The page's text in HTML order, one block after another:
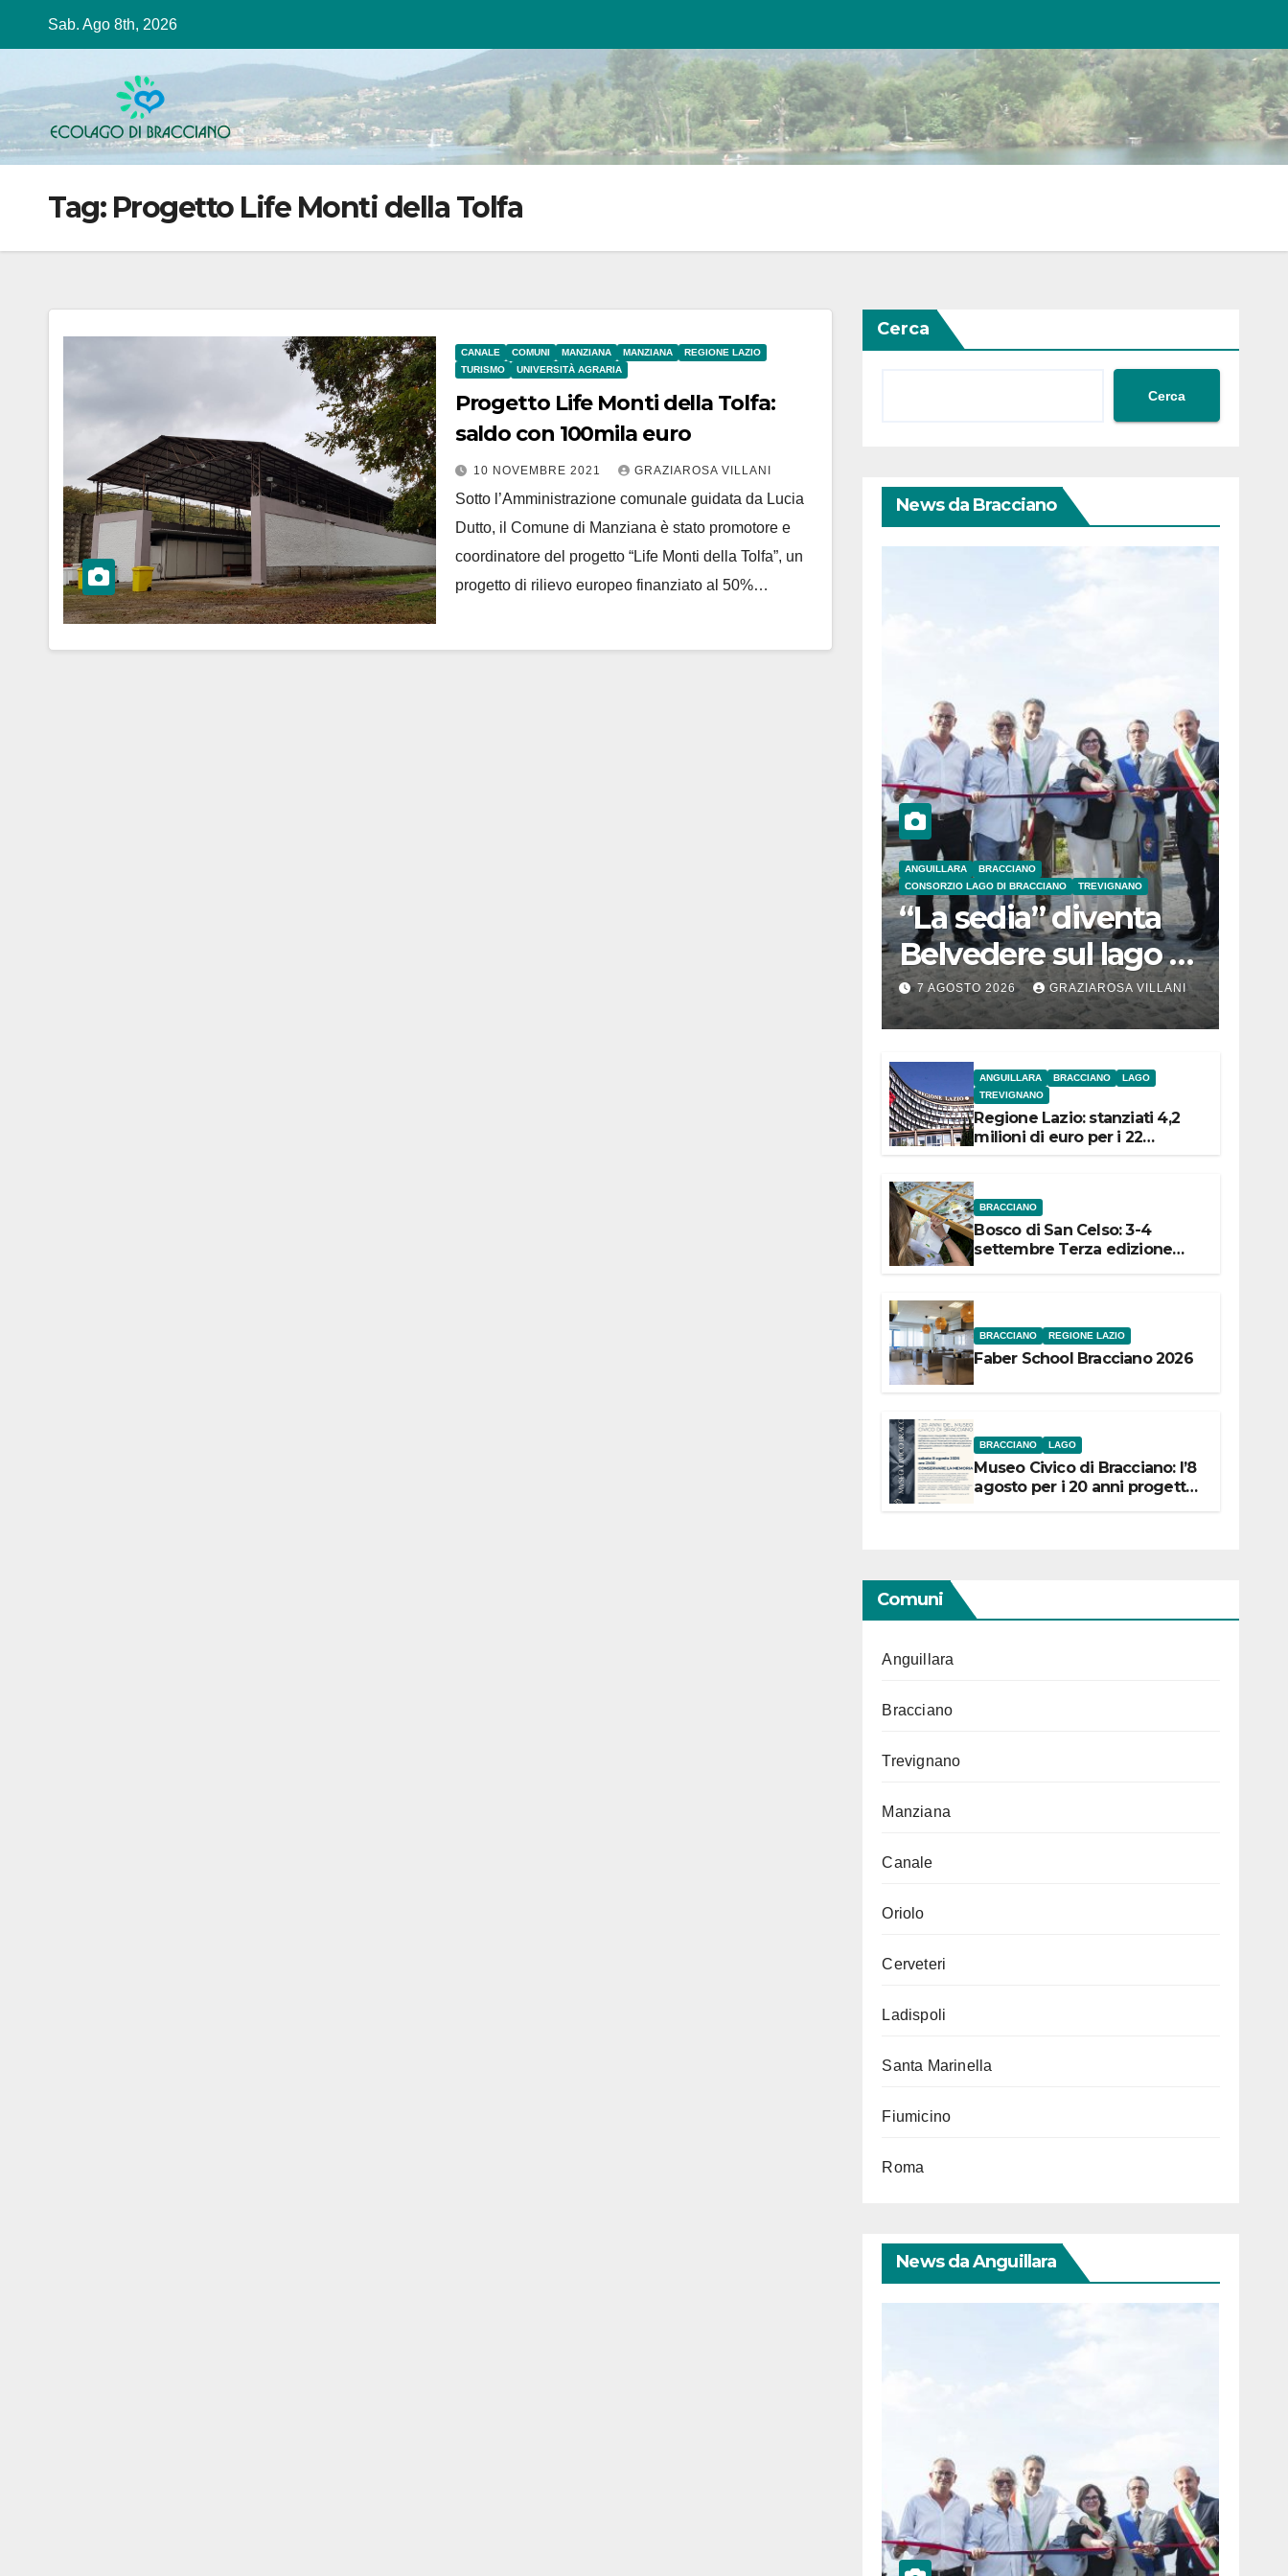
Sab. Ago 8th, 2026
Tag: Progetto Life Monti della Tolfa
CANALE COMUNI MANZIANA MANZIANA
REGIONE LAZIO
TURISMO
UNIVERSITÀ AGRARIA
Progetto Life Monti della Tolfa:
saldo con 100mila euro
10 NOVEMBRE 2021 GRAZIAROSA VILLANI
Sotto l’Amministrazione comunale guidata da Lucia
Dutto, il Comune di Manziana è stato promotore e
coordinatore del progetto “Life Monti della Tolfa”, un
progetto di rilievo europeo finanziato al 50%…
Cerca
Cerca
News da Bracciano
ANGUILLARA
BRACCIANO
CONSORZIO LAGO DI BRACCIANO
TREVIGNANO
“La sedia” diventa
Belvedere sul lago di
Bracciano: ieri
l’inaugurazione
7 AGOSTO 2026 GRAZIAROSA VILLANI
ANGUILLARA BRACCIANO
LAGO
TREVIGNANO
Regione Lazio: stanziati 4,2
milioni di euro per i 22
BRACCIANO
Bosco di San Celso: 3-4
settembre Terza edizione
BRACCIANO REGIONE LAZIO
Faber School Bracciano 2026
BRACCIANO LAGO
Museo Civico di Bracciano: l’8
agosto per i 20 anni progetto
Comuni
Anguillara
Bracciano
Trevignano
Manziana
Canale
Oriolo
Cerveteri
Ladispoli
Santa Marinella
Fiumicino
Roma
News da Anguillara